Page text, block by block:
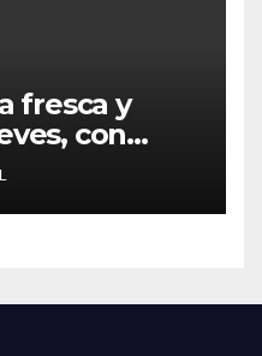
fresca y
con
para